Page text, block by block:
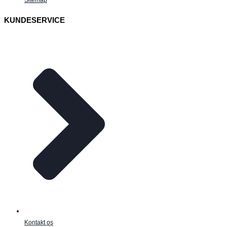
KUNDESERVICE
Kontakt os